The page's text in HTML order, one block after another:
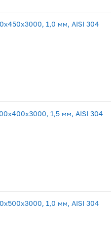
1,0 мм, AISI 304
1,5 мм, AISI 304
1,0 мм, AISI 304